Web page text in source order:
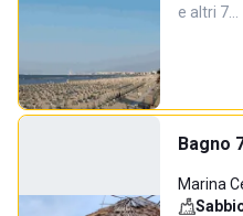
e altri 7…
Bagno
Marina